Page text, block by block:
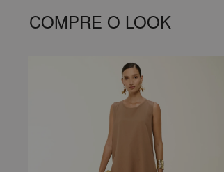
COMPRE O LOOK